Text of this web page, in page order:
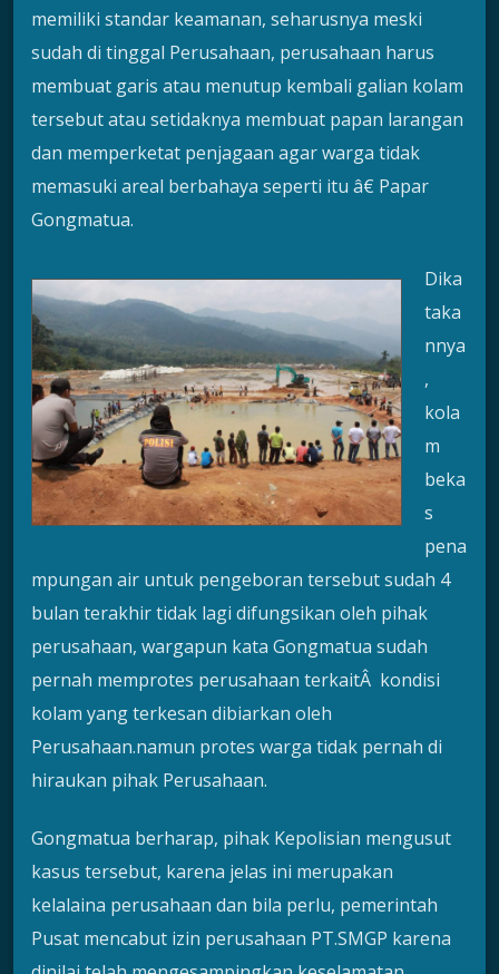
memiliki standar keamanan, seharusnya meski
sudah di tinggal Perusahaan, perusahaan harus
membuat garis atau menutup kembali galian kolam
tersebut atau setidaknya membuat papan larangan
dan memperketat penjagaan agar warga tidak
memasuki areal berbahaya seperti itu â€ Papar
Gongmatua.
Dika
taka
nnya
,
kola
m
beka
s
pena
mpungan air untuk pengeboran tersebut sudah 4
bulan terakhir tidak lagi difungsikan oleh pihak
perusahaan, wargapun kata Gongmatua sudah
pernah memprotes perusahaan terkaitÂ kondisi
kolam yang terkesan dibiarkan oleh
Perusahaan.namun protes warga tidak pernah di
hiraukan pihak Perusahaan.
Gongmatua berharap, pihak Kepolisian mengusut
kasus tersebut, karena jelas ini merupakan
kelalaina perusahaan dan bila perlu, pemerintah
Pusat mencabut izin perusahaan PT.SMGP karena